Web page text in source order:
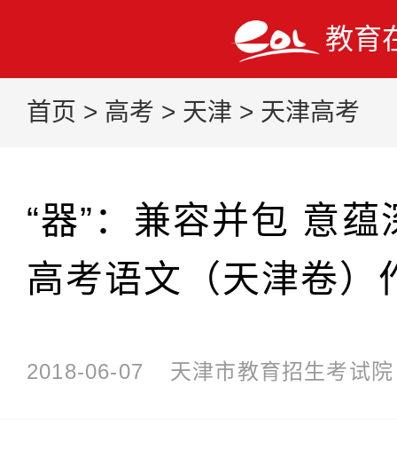
教育
首页 > 高考 > 天津 > 天津高考
“器”：兼容并包 意
高考语文（天津卷）
2018-06-07 天津市教育招生考试院